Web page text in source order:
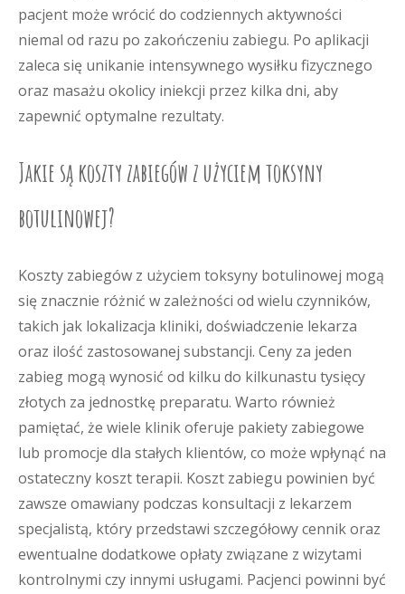
pacjent może wrócić do codziennych aktywności
niemal od razu po zakończeniu zabiegu. Po aplikacji
zaleca się unikanie intensywnego wysiłku fizycznego
oraz masażu okolicy iniekcji przez kilka dni, aby
zapewnić optymalne rezultaty.
Jakie są koszty zabiegów z użyciem toksyny
botulinowej?
Koszty zabiegów z użyciem toksyny botulinowej mogą
się znacznie różnić w zależności od wielu czynników,
takich jak lokalizacja kliniki, doświadczenie lekarza
oraz ilość zastosowanej substancji. Ceny za jeden
zabieg mogą wynosić od kilku do kilkunastu tysięcy
złotych za jednostkę preparatu. Warto również
pamiętać, że wiele klinik oferuje pakiety zabiegowe
lub promocje dla stałych klientów, co może wpłynąć na
ostateczny koszt terapii. Koszt zabiegu powinien być
zawsze omawiany podczas konsultacji z lekarzem
specjalistą, który przedstawi szczegółowy cennik oraz
ewentualne dodatkowe opłaty związane z wizytami
kontrolnymi czy innymi usługami. Pacjenci powinni być